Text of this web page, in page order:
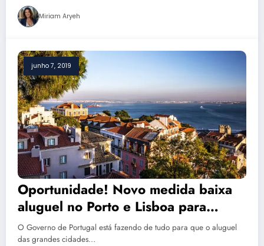
Miriam Aryeh
junho 7, 2019
Oportunidade! Novo medida baixa
aluguel no Porto e Lisboa para
valores impensáveis
O Governo de Portugal está fazendo de tudo para que o aluguel
das grandes cidades…